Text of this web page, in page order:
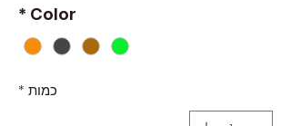
Color
*
כמות *